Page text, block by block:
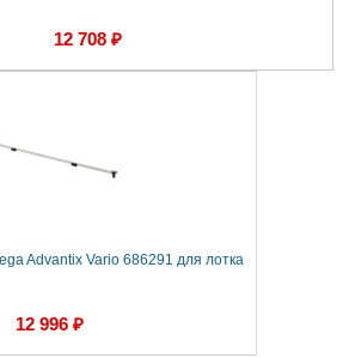
12 708 ₽
Advantix Vario 686291 для лотка
12 996 ₽